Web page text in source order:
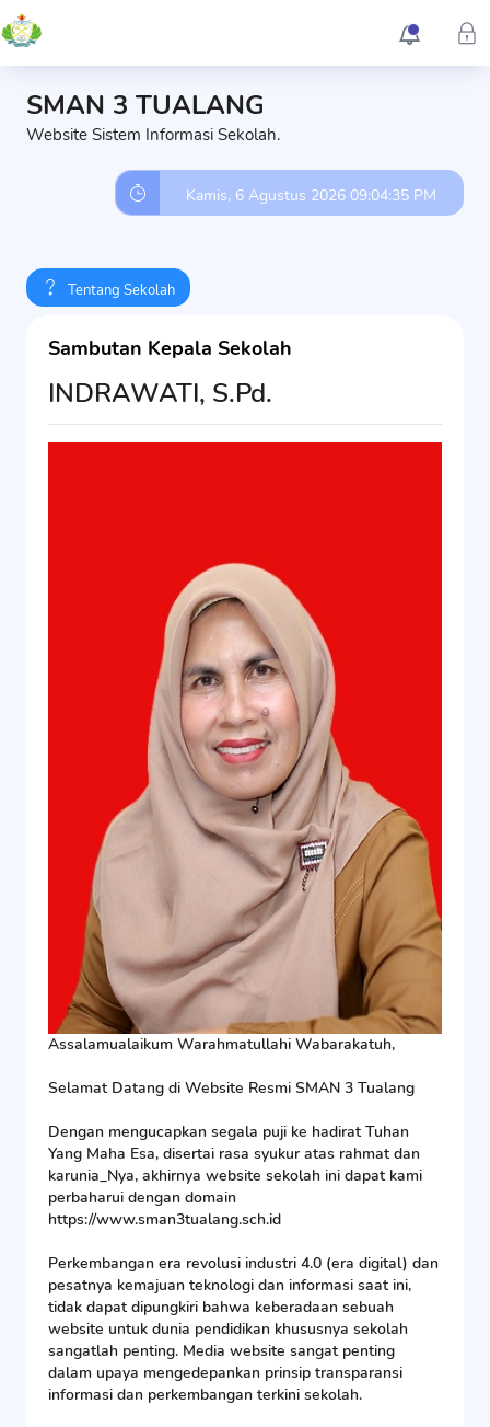
SMAN 3 TUALANG
Website Sistem Informasi Sekolah.
Kamis, 6 Agustus 2026 09:04:36 PM
Tentang Sekolah
Sambutan Kepala Sekolah
INDRAWATI, S.Pd.
Assalamualaikum Warahmatullahi Wabarakatuh,
Selamat Datang di Website Resmi SMAN 3 Tualang
Dengan mengucapkan segala puji ke hadirat Tuhan
Yang Maha Esa, disertai rasa syukur atas rahmat dan
karunia_Nya, akhirnya website sekolah ini dapat kami
perbaharui dengan domain
https://www.sman3tualang.sch.id
Perkembangan era revolusi industri 4.0 (era digital) dan
pesatnya kemajuan teknologi dan informasi saat ini,
tidak dapat dipungkiri bahwa keberadaan sebuah
website untuk dunia pendidikan khususnya sekolah
sangatlah penting. Media website sangat penting
dalam upaya mengedepankan prinsip transparansi
informasi dan perkembangan terkini sekolah.